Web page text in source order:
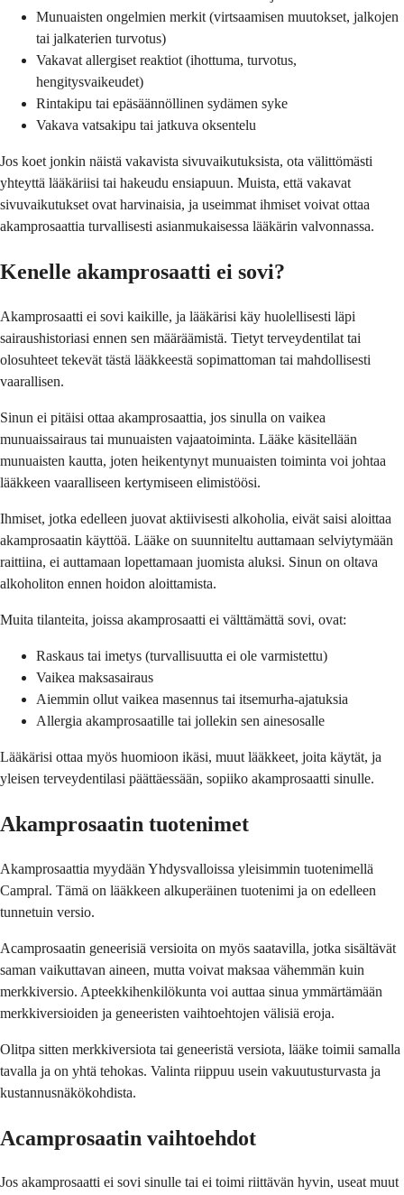
Munuaisten ongelmien merkit (virtsaamisen muutokset, jalkojen
tai jalkaterien turvotus)
Vakavat allergiset reaktiot (ihottuma, turvotus,
hengitysvaikeudet)
Rintakipu tai epäsäännöllinen sydämen syke
Vakava vatsakipu tai jatkuva oksentelu
Jos koet jonkin näistä vakavista sivuvaikutuksista, ota välittömästi
yhteyttä lääkäriisi tai hakeudu ensiapuun. Muista, että vakavat
sivuvaikutukset ovat harvinaisia, ja useimmat ihmiset voivat ottaa
akamprosaattia turvallisesti asianmukaisessa lääkärin valvonnassa.
Kenelle akamprosaatti ei sovi?
Akamprosaatti ei sovi kaikille, ja lääkärisi käy huolellisesti läpi
sairaushistoriasi ennen sen määräämistä. Tietyt terveydentilat tai
olosuhteet tekevät tästä lääkkeestä sopimattoman tai mahdollisesti
vaarallisen.
Sinun ei pitäisi ottaa akamprosaattia, jos sinulla on vaikea
munuaissairaus tai munuaisten vajaatoiminta. Lääke käsitellään
munuaisten kautta, joten heikentynyt munuaisten toiminta voi johtaa
lääkkeen vaaralliseen kertymiseen elimistöösi.
Ihmiset, jotka edelleen juovat aktiivisesti alkoholia, eivät saisi aloittaa
akamprosaatin käyttöä. Lääke on suunniteltu auttamaan selviytymään
raittiina, ei auttamaan lopettamaan juomista aluksi. Sinun on oltava
alkoholiton ennen hoidon aloittamista.
Muita tilanteita, joissa akamprosaatti ei välttämättä sovi, ovat:
Raskaus tai imetys (turvallisuutta ei ole varmistettu)
Vaikea maksasairaus
Aiemmin ollut vaikea masennus tai itsemurha-ajatuksia
Allergia akamprosaatille tai jollekin sen ainesosalle
Lääkärisi ottaa myös huomioon ikäsi, muut lääkkeet, joita käytät, ja
yleisen terveydentilasi päättäessään, sopiiko akamprosaatti sinulle.
Akamprosaatin tuotenimet
Akamprosaattia myydään Yhdysvalloissa yleisimmin tuotenimellä
Campral. Tämä on lääkkeen alkuperäinen tuotenimi ja on edelleen
tunnetuin versio.
Acamprosaatin geneerisiä versioita on myös saatavilla, jotka sisältävät
saman vaikuttavan aineen, mutta voivat maksaa vähemmän kuin
merkkiversio. Apteekkihenkilökunta voi auttaa sinua ymmärtämään
merkkiversioiden ja geneeristen vaihtoehtojen välisiä eroja.
Olitpa sitten merkkiversiota tai geneeristä versiota, lääke toimii samalla
tavalla ja on yhtä tehokas. Valinta riippuu usein vakuutusturvasta ja
kustannusnäkökohdista.
Acamprosaatin vaihtoehdot
Jos akamprosaatti ei sovi sinulle tai ei toimi riittävän hyvin, useat muut